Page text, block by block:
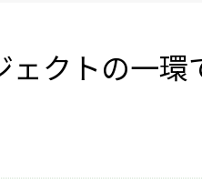
クトの一